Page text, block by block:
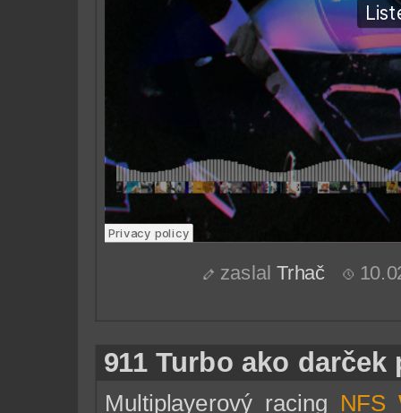
zaslalTrhač
911 Turbo ako
Multiplayerový racing NFS